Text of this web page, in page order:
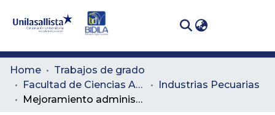
Communities
& Collections
All of DSpace
Home
Trabajos de grado
Facultad de Ciencias Administrativas y Agropecuarias
Industrias Pecuarias
Mejoramiento administrativo desde la industria pecuaria